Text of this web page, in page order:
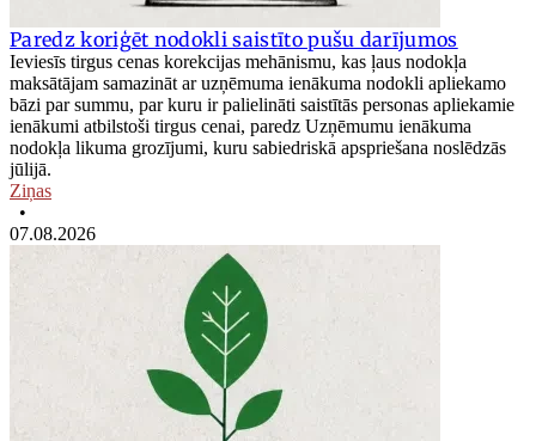
Paredz koriģēt nodokli saistīto pušu darījumos
Ieviesīs tirgus cenas korekcijas mehānismu, kas ļaus nodokļa
maksātājam samazināt ar uzņēmuma ienākuma nodokli apliekamo
bāzi par summu, par kuru ir palielināti saistītās personas apliekamie
ienākumi atbilstoši tirgus cenai, paredz Uzņēmumu ienākuma
nodokļa likuma grozījumi, kuru sabiedriskā apspriešana noslēdzās
jūlijā.
Ziņas
•
07.08.2026